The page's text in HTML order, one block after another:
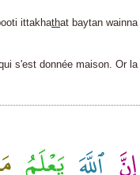
ittakhathat baytan wainna
s'est donnée maison. Or la